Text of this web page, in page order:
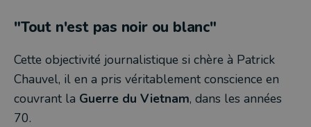
"Tout n'est pas noir ou blanc"
Cette objectivité journalistique si chère à Patrick
Chauvel, il en a pris véritablement conscience en
couvrant la Guerre du Vietnam, dans les années
70.